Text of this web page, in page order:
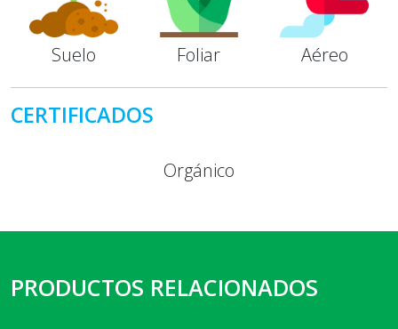
Suelo Foliar Aéreo
CERTIFICADOS
Orgánico
PRODUCTOS RELACIONADOS